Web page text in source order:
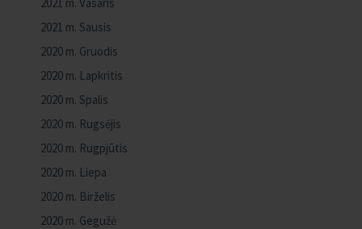
2021 m. Sausis
2020 m. Gruodis
2020 m. Lapkritis
2020 m. Spalis
2020 m. Rugsėjis
2020 m. Rugpjūtis
2020 m. Liepa
2020 m. Birželis
2020 m. Gegužė